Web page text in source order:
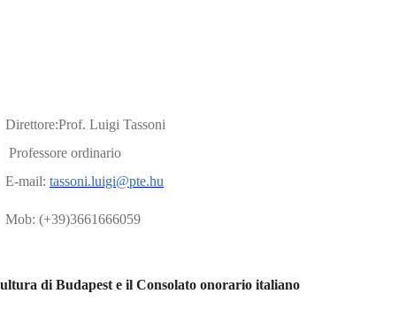
Direttore:Prof. Luigi Tassoni
Professore ordinario
E-mail: tassoni.luigi@pte.hu
Mob: (+39)3661666059
di Budapest e il Consolato onorario italiano